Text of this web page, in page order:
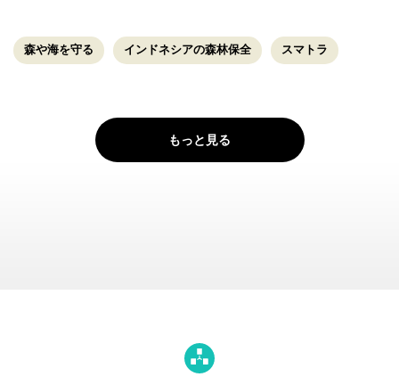
森や海を守る インドネシアの森林保全 スマトラ
もっと見る